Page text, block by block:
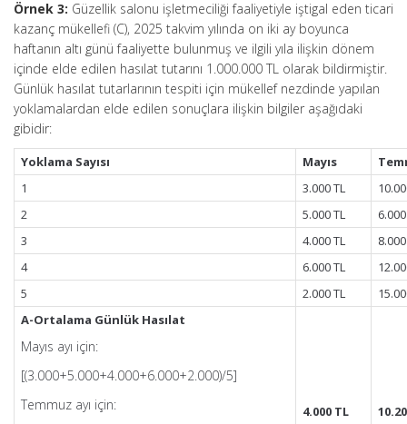
Örnek 3: Güzellik salonu işletmeciliği faaliyetiyle iştigal eden ticari
kazanç mükellefi (C), 2025 takvim yılında on iki ay boyunca
haftanın altı günü faaliyette bulunmuş ve ilgili yıla ilişkin dönem
içinde elde edilen hasılat tutarını 1.000.000 TL olarak bildirmiştir.
Günlük hasılat tutarlarının tespiti için mükellef nezdinde yapılan
yoklamalardan elde edilen sonuçlara ilişkin bilgiler aşağıdaki
gibidir:
Yoklama Sayısı Mayıs
1
3.000 TL
2
5.000 TL
3
4.000 TL
4
6.000 TL
5
2.000 TL
A-Ortalama Günlük Hasılat
Mayıs ayı için:
[(3.000+5.000+4.000+6.000+2.000)/5]
Temmuz ayı için:
4.000 TL